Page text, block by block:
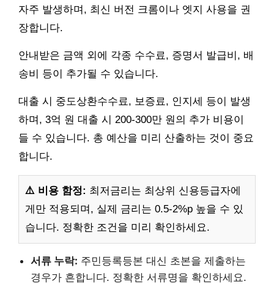
자주 발생하며, 최신 버전 크롬이나 엣지 사용을 권
장합니다.
안내받은 금액 외에 각종 수수료, 증명서 발급비, 배
송비 등이 추가될 수 있습니다.
대출 시 중도상환수수료, 보증료, 인지세 등이 발생
하며, 3억 원 대출 시 200-300만 원의 추가 비용이
들 수 있습니다. 총 예산을 미리 산출하는 것이 중요
합니다.
⚠️ 비용 함정: 최저금리는 최상위 신용등급자에
게만 적용되며, 실제 금리는 0.5-2%p 높을 수 있
습니다. 정확한 조건을 미리 확인하세요.
서류 누락: 주민등록등본 대신 초본을 제출하는
경우가 흔합니다. 정확한 서류명을 확인하세요.